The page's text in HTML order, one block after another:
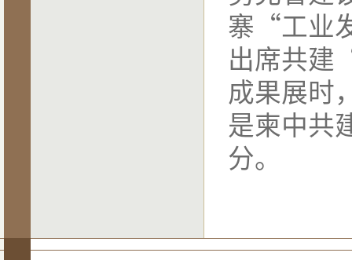
寨“工业
出席共建
成果展时
是柬中共
分。